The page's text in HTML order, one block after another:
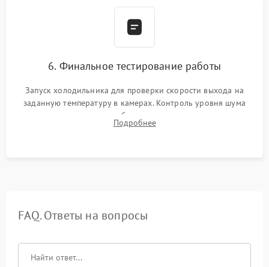
6. Финальное тестирование работы
Запуск холодильника для проверки скорости выхода на
заданную температуру в камерах. Контроль уровня шума
компрессора, отсутствия обмерзания стенок и корректного
срабатывания системы автоматической оттайки.
Подробнее
FAQ. Ответы на вопросы